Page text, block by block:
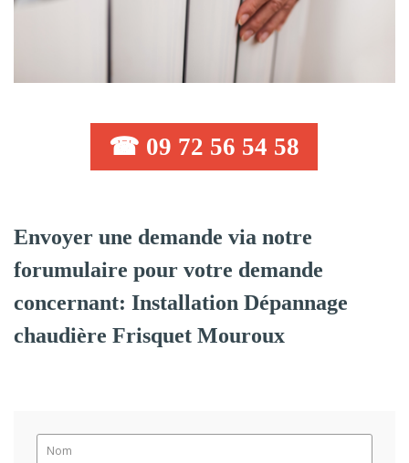
☎ 09 72 56 54 58
Envoyer une demande via notre
forumulaire pour votre demande
concernant: Installation Dépannage
chaudière Frisquet Mouroux